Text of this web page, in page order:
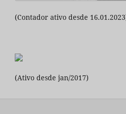
(Contador ativo desde
(Ativo desde jan/2017)